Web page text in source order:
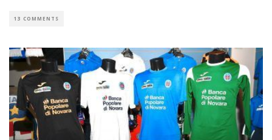
13 COMMENTS